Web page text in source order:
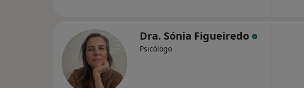
Dra. Sónia Figueiredo
Psicólogo